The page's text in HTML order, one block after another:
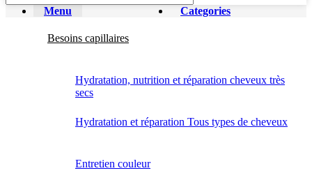
Menu Categories
Besoins capillaires
Hydratation, nutrition et réparation cheveux très
secs
Hydratation et réparation Tous types de cheveux
Entretien couleur